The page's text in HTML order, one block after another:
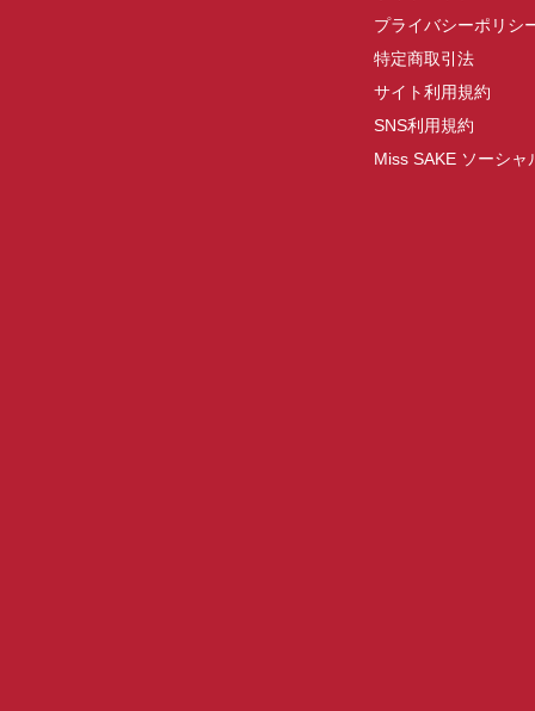
プライバシーポリシ
特定商取引法
サイト利用規約
SNS利用規約
Miss SAKE ソーシ